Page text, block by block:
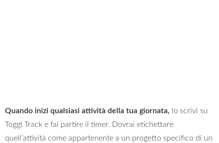
Quando inizi qualsiasi attività della tua giornata, lo scrivi su
Toggl Track e fai partire il timer. Dovrai etichettare
quell’attività come appartenente a un progetto specifico di un